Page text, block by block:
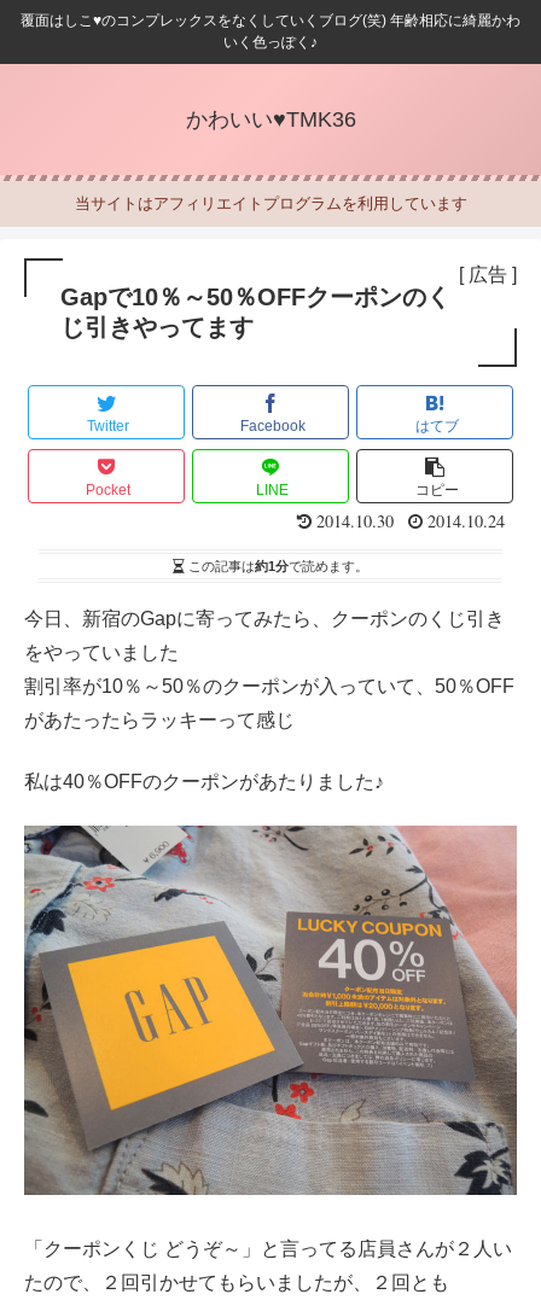
覆面はしこ♥のコンプレックスをなくしていくブログ(笑) 年齢相応に綺麗かわ
いく色っぽく♪
かわいい♥TMK36
当サイトはアフィリエイトプログラムを利用しています
[ 広告 ]
Gapで10％～50％OFFクーポンのく
じ引きやってます
Twitter Facebook はてブ
Pocket LINE コピー
2014.10.30 2014.10.24
この記事は約1分で読めます。
今日、新宿のGapに寄ってみたら、クーポンのくじ引き
をやっていました
割引率が10％～50％のクーポンが入っていて、50％OFF
があたったらラッキーって感じ
私は40％OFFのクーポンがあたりました♪
「クーポンくじ どうぞ～」と言ってる店員さんが２人い
たので、２回引かせてもらいましたが、２回とも